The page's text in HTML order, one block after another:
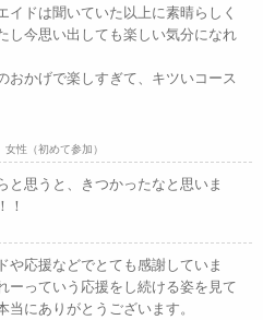
ドは聞いていた以上に素晴らしく
し今思い出しても楽しい気分になれ
おかげで楽しすぎて、キツいコース
性（初めて参加）
と思うと、きつかったなと思いま
！
や応援などでとても感謝していま
ーっていう応援をし続ける姿を見て
にありがとうございます。